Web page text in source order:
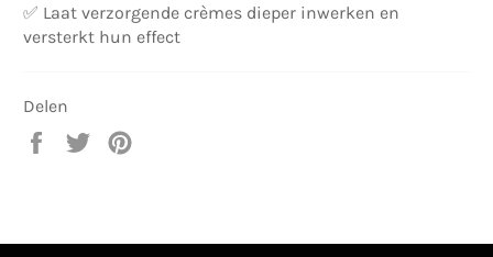
✅ Laat verzorgende crèmes dieper inwerken en
versterkt hun effect
Delen
Delen
Twitteren